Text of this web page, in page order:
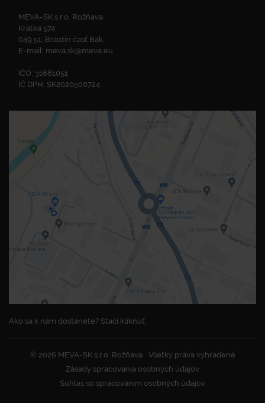
MEVA-SK s.r.o. Rožňava
Krátka 574
049 51, Brzotín časť Bak
E-mail: meva.sk@meva.eu
IČO: 31681051
IČ DPH: SK2020500724
Ako sa k nám dostanete? Stačí kliknúť.
© 2026 MEVA-SK s.r.o. Rožňava
Všetky práva vyhradené
Zásady spracovania osobných údajov
Súhlas so spracovaním osobných údajov